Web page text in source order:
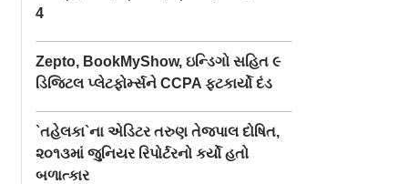
4
Zepto, BookMyShow, ઇન્ડિગો સહિત ૯
ડિજિટલ પ્લેટફોર્મ્સને CCPA ફટકાર્યો દંડ
`તહેલકા`ના એડિટર તરુણ તેજપાલ દોષિત,
૨૦૧૩માં જુનિયર રિપોર્ટરનો કર્યો હતો
બળાત્કાર